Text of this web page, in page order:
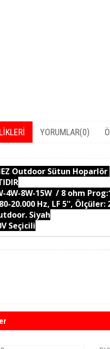
YORUMLAR(0)
Outdoor Sütun Hoparlör
4W-8W-15W / 8 ohm
20.000 Hz, LF 5'', Ölçüler:
Siyah
Seçicili